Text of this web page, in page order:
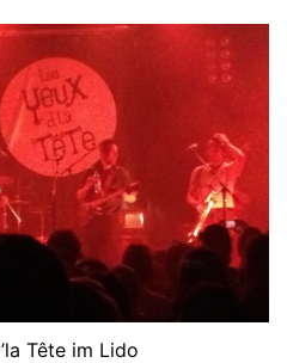
Tête im Lido